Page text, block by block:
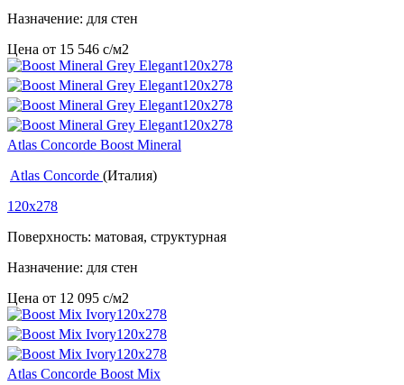
Назначение: для стен
Цена от 15 546 c/м2
Atlas Concorde Boost Mineral
Atlas Concorde (Италия)
120x278
Поверхность: матовая, структурная
Назначение: для стен
Цена от 12 095 c/м2
Atlas Concorde Boost Mix